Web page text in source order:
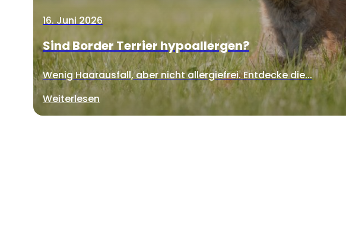
16. Juni 2026
Sind Border Terrier hypoallergen?
Wenig Haarausfall, aber nicht allergiefrei. Entdecke die...
Weiterlesen